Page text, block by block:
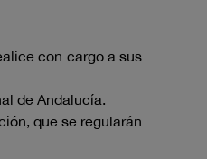
con cargo a sus
de Andalucía.
que se regularán